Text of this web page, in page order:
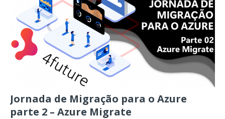
Jornada de Migração para o Azure
parte 2 – Azure Migrate